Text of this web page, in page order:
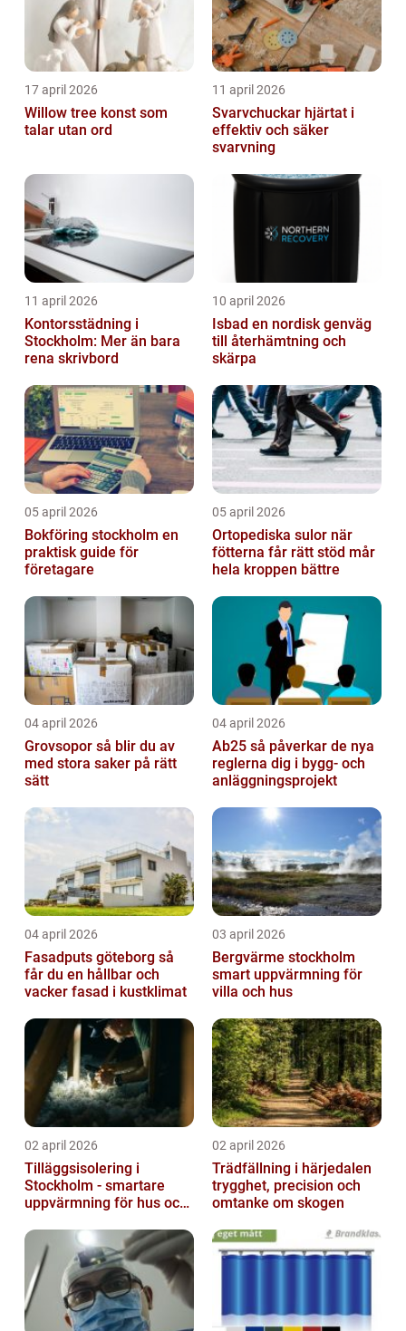
17 april 2026
Willow tree konst som
talar utan ord
11 april 2026
Svarvchuckar hjärtat i
effektiv och säker
svarvning
11 april 2026
Kontorsstädning i
Stockholm: Mer än bara
rena skrivbord
10 april 2026
Isbad en nordisk genväg
till återhämtning och
skärpa
05 april 2026
Bokföring stockholm en
praktisk guide för
företagare
05 april 2026
Ortopediska sulor när
fötterna får rätt stöd mår
hela kroppen bättre
04 april 2026
Grovsopor så blir du av
med stora saker på rätt
sätt
04 april 2026
Ab25 så påverkar de nya
reglerna dig i bygg- och
anläggningsprojekt
04 april 2026
Fasadputs göteborg så
får du en hållbar och
vacker fasad i kustklimat
03 april 2026
Bergvärme stockholm
smart uppvärmning för
villa och hus
02 april 2026
Tilläggsisolering i
Stockholm - smartare
uppvärmning för hus och
02 april 2026
Trädfällning i härjedalen
trygghet, precision och
omtanke om skogen